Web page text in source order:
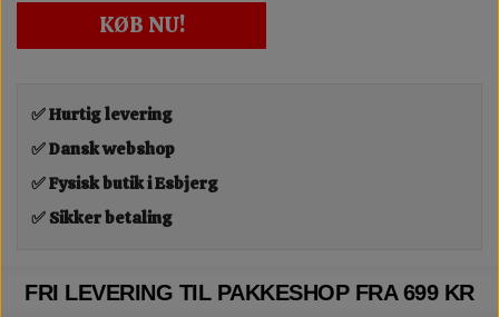
KØB NU!
✅ Hurtig levering
✅ Dansk webshop
✅ Fysisk butik i Esbjerg
✅ Sikker betaling
FRI LEVERING TIL PAKKESHOP FRA 699 KR